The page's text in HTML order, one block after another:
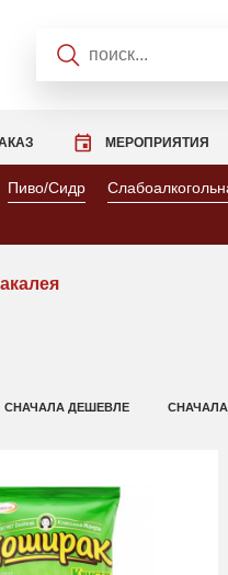
МЕРОПРИЯТИЯ
Пиво/Сидр
СНАЧАЛА ДЕШЕВЛЕ